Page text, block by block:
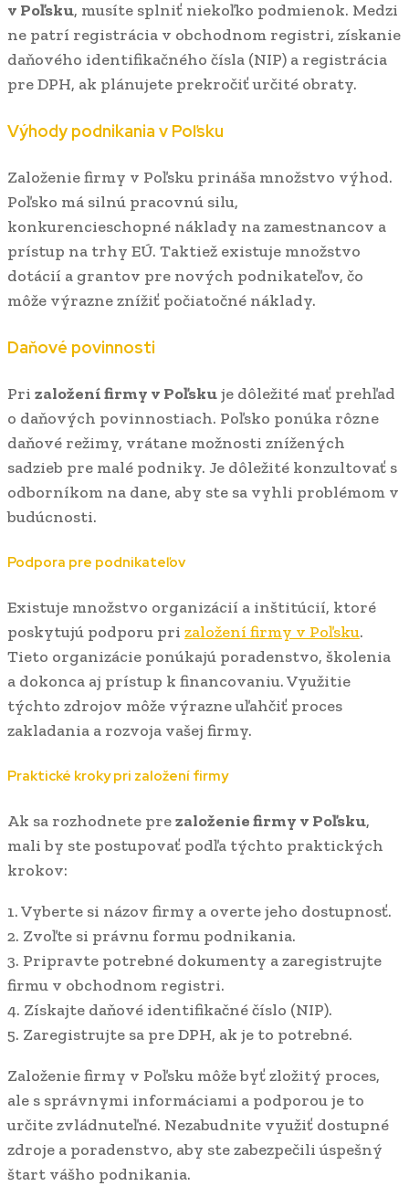
v Poľsku, musíte splniť niekoľko podmienok. Medzi
ne patrí registrácia v obchodnom registri, získanie
daňového identifikačného čísla (NIP) a registrácia
pre DPH, ak plánujete prekročiť určité obraty.
Výhody podnikania v Poľsku
Založenie firmy v Poľsku prináša množstvo výhod.
Poľsko má silnú pracovnú silu,
konkurencieschopné náklady na zamestnancov a
prístup na trhy EÚ. Taktiež existuje množstvo
dotácií a grantov pre nových podnikateľov, čo
môže výrazne znížiť počiatočné náklady.
Daňové povinnosti
Pri založení firmy v Poľskuje dôležité mať prehľad
o daňových povinnostiach. Poľsko ponúka rôzne
daňové režimy, vrátane možnosti znížených
sadzieb pre malé podniky. Je dôležité konzultovať s
odborníkom na dane, aby ste sa vyhli problémom v
budúcnosti.
Podpora pre podnikateľov
Existuje množstvo organizácií a inštitúcií, ktoré
poskytujú podporu pri založení firmy v Poľsku.
Tieto organizácie ponúkajú poradenstvo, školenia
a dokonca aj prístup k financovaniu. Využitie
týchto zdrojov môže výrazne uľahčiť proces
zakladania a rozvoja vašej firmy.
Praktické kroky pri založení firmy
Ak sa rozhodnete prezaloženie firmy v Poľsku,
mali by ste postupovať podľa týchto praktických
krokov:
1. Vyberte si názov firmy a overte jeho dostupnosť.
2. Zvoľte si právnu formu podnikania.
3. Pripravte potrebné dokumenty a zaregistrujte
firmu v obchodnom registri.
4. Získajte daňové identifikačné číslo (NIP).
5. Zaregistrujte sa pre DPH, ak je to potrebné.
Založenie firmy v Poľsku môže byť zložitý proces,
ale s správnymi informáciami a podporou je to
určite zvládnuteľné. Nezabudnite využiť dostupné
zdroje a poradenstvo, aby ste zabezpečili úspešný
štart vášho podnikania.